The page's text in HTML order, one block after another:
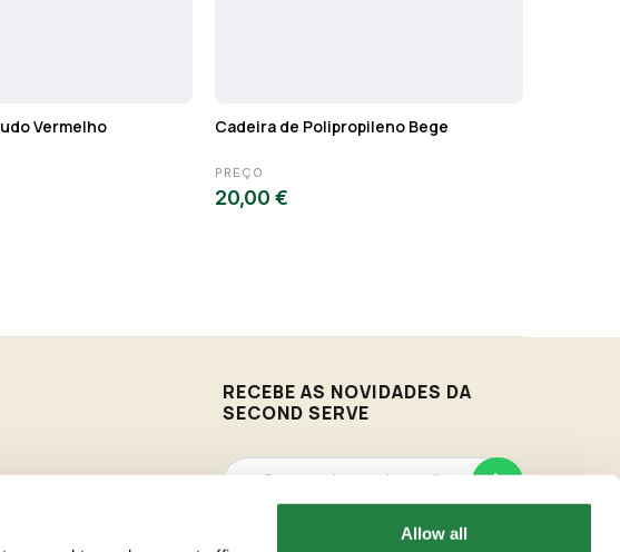
Allow all
Vermelho Cadeira de Polipropileno Bege
PREÇO
20,00 €
RECEBE AS NOVIDADES DA
SECOND SERVE
Vamos enviar-te as novidades de acordo com os